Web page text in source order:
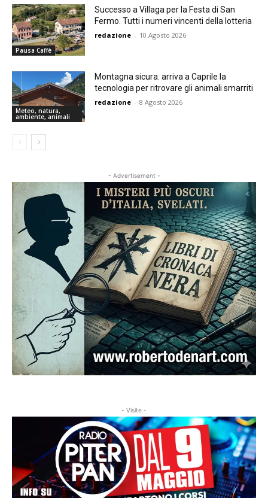
Pausa Caffè
Successo a Villaga per la Festa di San
Fermo. Tutti i numeri vincenti della lotteria
redazione - 10 Agosto 2026
Meteo, natura,
ambiente, animali
Montagna sicura: arriva a Caprile la
tecnologia per ritrovare gli animali smarriti
redazione - 8 Agosto 2026
- Advertisement -
- Visite -